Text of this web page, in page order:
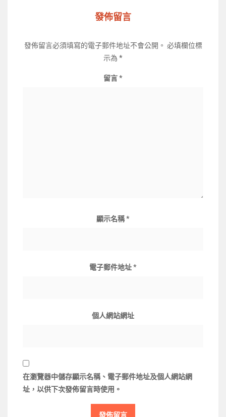
發佈留言
發佈留言必須填寫的電子郵件地址不會公開。 必填欄位標
示為 *
留言*
顯示名稱*
電子郵件地址*
個人網站網址
在瀏覽器中儲存顯示名稱、電子郵件地址及個人網站網
址，以供下次發佈留言時使用。